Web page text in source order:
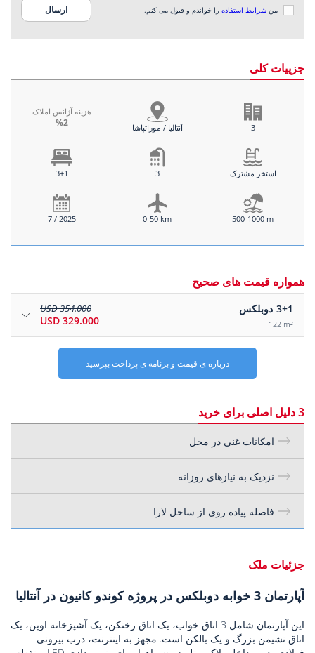
من شرایط استفاده را خواندم و قبول می کنم.
جزییات کلی
هزینه آژانس املاک
%2 آنتالیا / موراتپاشا 3
3+1 3 استخر مشترک
7 / 2025 0-50 km 500-1000 m
همواره قیمت های صحیح
3+1 دوبلکس
122 m²
354.000 USD
329.000 USD
درباره ی قیمت و برنامه ی پرداخت بپرسید
3 دلیل اصلی برای خرید
امکانات غنی در محل
نزدیک به نیازهای روزانه
فاصله پیاده روی از ساحل لارا
جزئیات ملک
آپارتمان 3 خوابه دوبلکس در پروژه کوندو کانیون در آنتالیا
این آپارتمان شامل 3 اتاق خواب، یک اتاق رختکن، یک آشپزخانه اوپن، یک
اتاق نشیمن بزرگ و یک بالکن است. مجهز به اینترنت، درب بیرونی